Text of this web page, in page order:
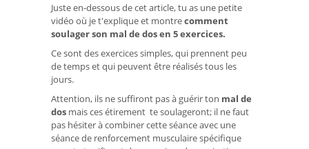
Juste en-dessous de cet article, tu as une petite
vidéo où je t'explique et montrecomment
soulager son mal de dos en 5 exercices.
Ce sont des exercices simples, qui prennent peu
de temps et qui peuvent être réalisés tous les
jours.
Attention, ils ne suffiront pas à guérir ton mal de
dos mais ces étirement te soulageront; il ne faut
pas hésiter à combiner cette séance avec une
séance de renforcement musculaire spécifique